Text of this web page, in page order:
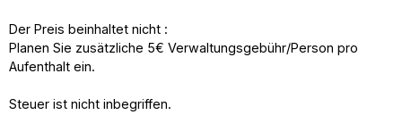
Der Preis beinhaltet nicht :
Planen Sie zusätzliche 5€ Verwaltungsgebühr/Person pro
Aufenthalt ein.
Steuer ist nicht inbegriffen.